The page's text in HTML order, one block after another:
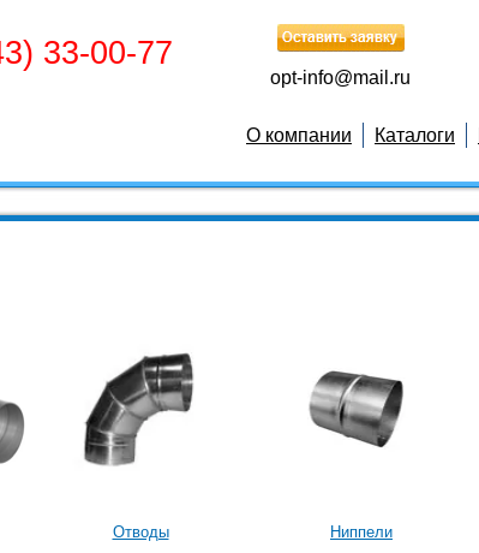
opt-info@mail.ru
33-00-77
О компании Каталоги
Отводы Ниппели